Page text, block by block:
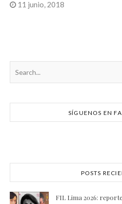
11 junio, 2018
SÍGUENOS EN
POSTS
FIL Lima 2026: